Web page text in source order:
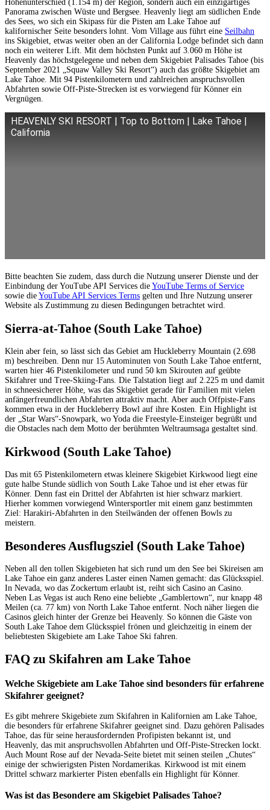
Höhenunterschied (1.154 m) der Region, sondern auch ein einzigartiges
Panorama zwischen Wüste und Bergsee. Heavenly liegt am südlichen Ende
des Sees, wo sich ein Skipass für die Pisten am Lake Tahoe auf
kalifornischer Seite besonders lohnt. Vom Village aus führt eine Seilbahn
ins Skigebiet, etwas weiter oben an der California Lodge befindet sich dann
noch ein weiterer Lift. Mit dem höchsten Punkt auf 3.060 m Höhe ist
Heavenly das höchstgelegene und neben dem Skigebiet Palisades Tahoe (bis
September 2021 „Squaw Valley Ski Resort“) auch das größte Skigebiet am
Lake Tahoe. Mit 94 Pistenkilometern und zahlreichen anspruchsvollen
Abfahrten sowie Off-Piste-Strecken ist es vorwiegend für Könner ein
Vergnügen.
HEAVENLY SKI RESORT | Top to Bottom | Lake Tahoe |
California
Bitte beachten Sie zudem, dass durch die Nutzung unserer Dienste und der
Einbindung der YouTube API Services die YouTube Terms of Service
sowie die YouTube API Services Terms gelten und Ihre Nutzung unserer
Website als Zustimmung zu diesen Bedingungen betrachtet wird.
Sierra-at-Tahoe (South Lake Tahoe)
Klein aber fein, so lässt sich das Gebiet am Huckleberry Mountain (2.698
m) beschreiben. Denn nur 15 Autominuten von South Lake Tahoe entfernt,
warten hier 46 Pistenkilometer und rund 50 km Skirouten auf geübte
Skifahrer und Tree-Skiing-Fans. Die Talstation liegt auf 2.225 m und damit
in schneesicherer Höhe, was das Skigebiet gerade für Familien mit vielen
anfängerfreundlichen Abfahrten attraktiv macht. Aber auch Offpiste-Fans
kommen etwa in der Huckleberry Bowl auf ihre Kosten. Ein Highlight ist
der „Star Wars“-Snowpark, wo Yoda die Freestyle-Einsteiger begrüßt und
die Obstacles nach dem Motto der berühmten Weltraumsaga gestaltet sind.
Kirkwood (South Lake Tahoe)
Das mit 65 Pistenkilometern etwas kleinere Skigebiet Kirkwood liegt eine
gute halbe Stunde südlich von South Lake Tahoe und ist eher etwas für
Könner. Denn fast ein Drittel der Abfahrten ist hier schwarz markiert.
Hierher kommen vorwiegend Wintersportler mit einem ganz bestimmten
Ziel: Harakiri-Abfahrten in den Steilwänden der offenen Bowls zu
meistern.
Besonderes Ausflugsziel (South Lake Tahoe)
Neben all den tollen Skigebieten hat sich rund um den See bei Skireisen am
Lake Tahoe ein ganz anderes Laster einen Namen gemacht: das Glücksspiel.
In Nevada, wo das Zockertum erlaubt ist, reiht sich Casino an Casino.
Neben Las Vegas ist auch Reno eine beliebte „Gamblertown“, nur knapp 48
Meilen (ca. 77 km) von North Lake Tahoe entfernt. Noch näher liegen die
Casinos gleich hinter der Grenze bei Heavenly. So können die Gäste von
South Lake Tahoe dem Glücksspiel frönen und gleichzeitig in einem der
beliebtesten Skigebiete am Lake Tahoe Ski fahren.
FAQ zu Skifahren am Lake Tahoe
Welche Skigebiete am Lake Tahoe sind besonders für erfahrene
Skifahrer geeignet?
Es gibt mehrere Skigebiete zum Skifahren in Kalifornien am Lake Tahoe,
die besonders für erfahrene Skifahrer geeignet sind. Dazu gehören Palisades
Tahoe, das für seine herausfordernden Profipisten bekannt ist, und
Heavenly, das mit anspruchsvollen Abfahrten und Off-Piste-Strecken lockt.
Auch Mount Rose auf der Nevada-Seite bietet mit seinen steilen „Chutes“
einige der schwierigsten Pisten Nordamerikas. Kirkwood ist mit einem
Drittel schwarz markierter Pisten ebenfalls ein Highlight für Könner.
Was ist das Besondere am Skigebiet Palisades Tahoe?